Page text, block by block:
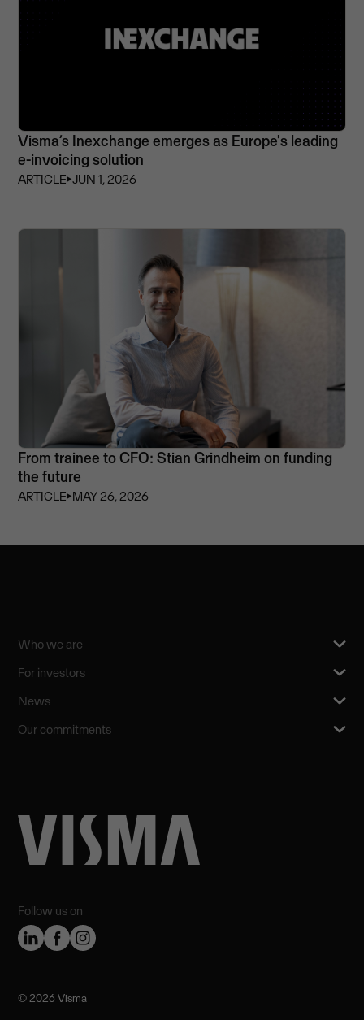
Visma’s Inexchange emerges as Europe's leading
e-invoicing solution
ARTICLE⏵JUN 1, 2026
From trainee to CFO: Stian Grindheim on funding
the future
ARTICLE⏵MAY 26, 2026
Follow us on
Who we are
For investors
News
Our commitments
©️ 2026 Visma